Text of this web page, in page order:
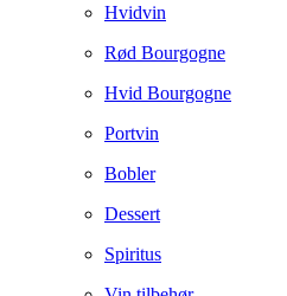
Hvidvin
Rød Bourgogne
Hvid Bourgogne
Portvin
Bobler
Dessert
Spiritus